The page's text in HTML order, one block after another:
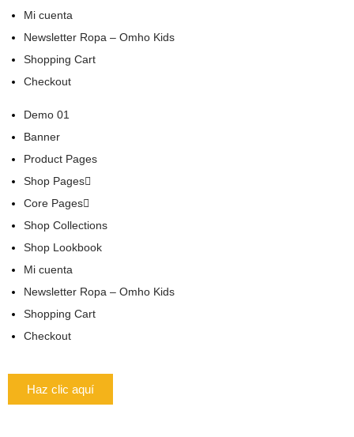
Mi cuenta
Newsletter Ropa – Omho Kids
Shopping Cart
Checkout
Demo 01
Banner
Product Pages
Shop Pages
Core Pages
Shop Collections
Shop Lookbook
Mi cuenta
Newsletter Ropa – Omho Kids
Shopping Cart
Checkout
Haz clic aquí